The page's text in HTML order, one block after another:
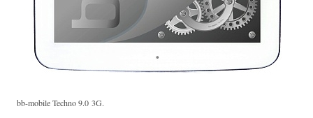
bb-mobile Techno 9.0 3G.